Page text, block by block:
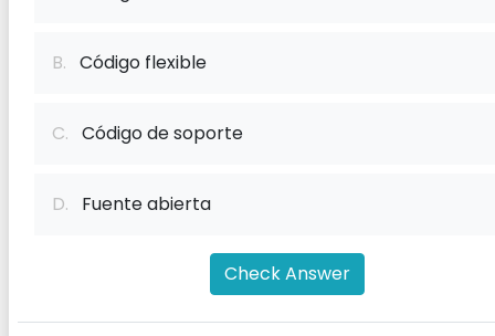
B. Código flexible
C. Código de soporte
D. Fuente abierta
Check Answer